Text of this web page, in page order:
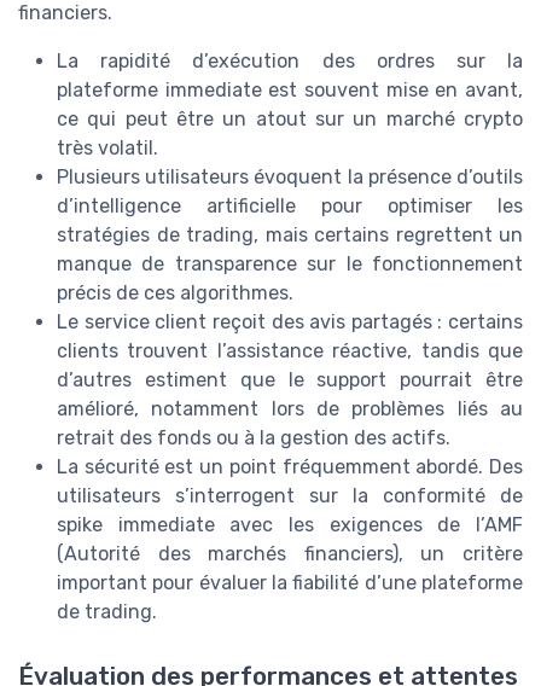
financiers.
La rapidité d’exécution des ordres sur la
plateforme immediate est souvent mise en avant,
ce qui peut être un atout sur un marché crypto
très volatil.
Plusieurs utilisateurs évoquent la présence d’outils
d’intelligence artificielle pour optimiser les
stratégies de trading, mais certains regrettent un
manque de transparence sur le fonctionnement
précis de ces algorithmes.
Le service client reçoit des avis partagés : certains
clients trouvent l’assistance réactive, tandis que
d’autres estiment que le support pourrait être
amélioré, notamment lors de problèmes liés au
retrait des fonds ou à la gestion des actifs.
La sécurité est un point fréquemment abordé. Des
utilisateurs s’interrogent sur la conformité de
spike immediate avec les exigences de l’AMF
(Autorité des marchés financiers), un critère
important pour évaluer la fiabilité d’une plateforme
de trading.
Évaluation des performances et attentes